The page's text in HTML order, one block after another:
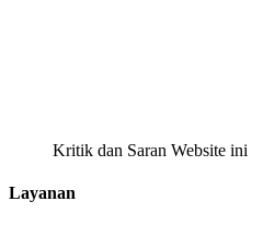
Kritik dan Saran Website ini
Layanan